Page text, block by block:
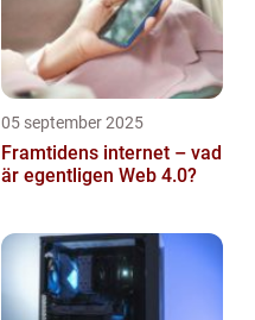
05 september 2025
Framtidens internet – vad
är egentligen Web 4.0?